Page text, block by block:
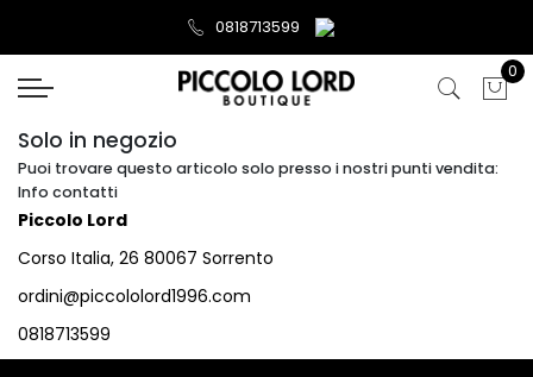
0818713599
0
Solo in negozio
Puoi trovare questo articolo solo presso i nostri punti vendita:
Info contatti
Piccolo Lord
Corso Italia, 26 80067 Sorrento
ordini@piccololord1996.com
0818713599